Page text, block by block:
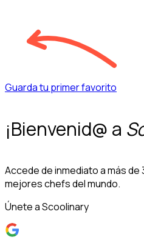
Guarda tu primer favorito
¡Bienvenid@ a
Accede de inmediato a más
mejores chefs del mundo.
Únete a Scoolinary